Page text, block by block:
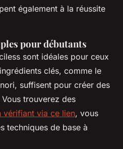
également à la réussite
pour débutants
sont idéales pour ceux
clés, comme le
suffisent pour créer des
trouverez des
vérifiant via ce lien, vous
techniques de base à